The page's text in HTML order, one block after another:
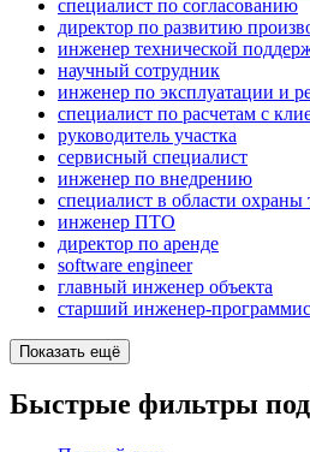
специалист по согласованию
директор по развитию
инженер технической
научный сотрудник
инженер по эксплуатации и
специалист по расчетам с
руководитель участка
сервисный специалист
инженер по внедрению
специалист в области охраны
инженер ПТО
директор по аренде
software engineer
главный инженер объекта
старший инженер-
Показать ещё
Быстрые фильтры